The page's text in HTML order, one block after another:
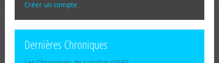
Créer un compte
Dernières Chroniques